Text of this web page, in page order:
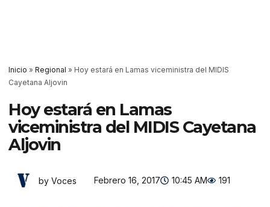
Inicio » Regional » Hoy estará en Lamas viceministra del MIDIS
Cayetana Aljovin
Hoy estará en Lamas
viceministra del MIDIS Cayetana
Aljovin
by Voces Febrero 16, 2017 10:45 AM 191